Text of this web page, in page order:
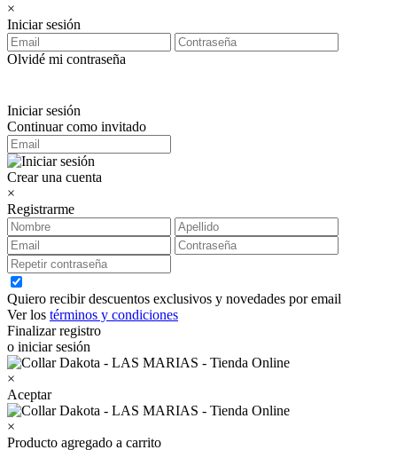
×
Iniciar sesión
Olvidé mi contraseña
Iniciar sesión
Continuar como invitado
Crear una cuenta
×
Registrarme
Quiero recibir descuentos exclusivos y novedades por email
Ver los términos y condiciones
Finalizar registro
o iniciar sesión
×
Aceptar
×
Producto agregado a carrito